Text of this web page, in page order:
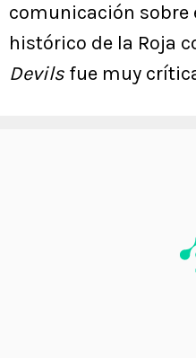
comunicación sobre
histórico de la Roja
Devils fue muy